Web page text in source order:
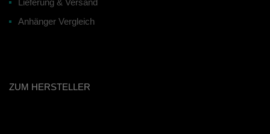
Lieferung & Versand
Anhänger Vergleich
ZUM HERSTELLER